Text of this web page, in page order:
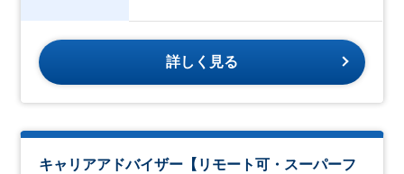
詳しく見る
キャリアアドバイザー【リモート可・スーパーフ